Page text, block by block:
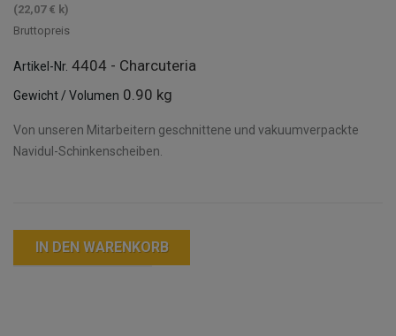
(22,07 € k)
Bruttopreis
Artikel-Nr. 4404 - Charcuteria
Gewicht / Volumen 0.90 kg
Von unseren Mitarbeitern geschnittene und vakuumverpackte
Navidul-Schinkenscheiben.
IN DEN WARENKORB